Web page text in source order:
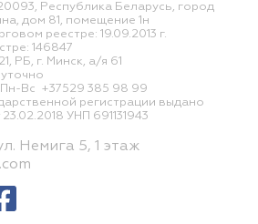
Республика Беларусь, город
дом 81, помещение 1н
реестре: 19.09.2013 г.
146847
РБ, г. Минск, а/я 61
Вс +37529 385 98 99
регистрации выдано
УНП 691131943
Немига 5, 1 этаж